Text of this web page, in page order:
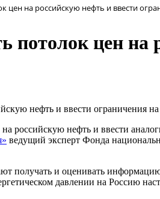
цен на российскую нефть и ввести
потолок цен на
российскую нефть и ввести
ведущий эксперт Фонда
получать и оценивать
давлении на Россию